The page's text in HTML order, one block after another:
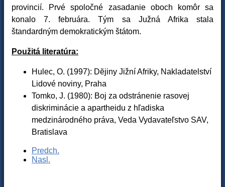
provincií. Prvé spoločné zasadanie oboch komôr sa
konalo 7. februára. Tým sa Južná Afrika stala
štandardným demokratickým štátom.
Použitá literatúra:
Hulec, O. (1997): Dĕjiny Jižní Afriky, Nakladatelství
Lidové noviny, Praha
Tomko, J. (1980): Boj za odstránenie rasovej
diskriminácie a apartheidu z hľadiska
medzinárodného práva, Veda Vydavateľstvo SAV,
Bratislava
Predch.
Nasl.